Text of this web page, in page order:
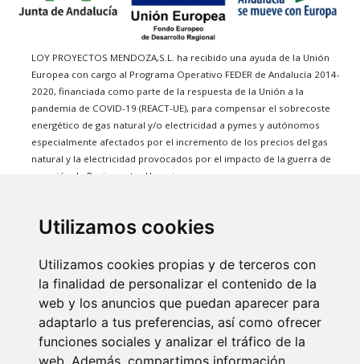
Utilizamos cookies
Utilizamos cookies propias y de terceros con
la finalidad de personalizar el contenido de la
web y los anuncios que puedan aparecer para
adaptarlo a tus preferencias, así como ofrecer
funciones sociales y analizar el tráfico de la
web. Además, compartimos información
LOY PROYECTOS MENDOZA,S.L. ha recibido una ayuda de la Unión
Europea con cargo al Programa Operativo FEDER de Andalucía 2014-
2020, financiada como parte de la respuesta de la Unión a la
pandemia de COVID-19 (REACT-UE), para compensar el sobrecoste
energético de gas natural y/o electricidad a pymes y autónomos
especialmente afectados por el incremento de los precios del gas
natural y la electricidad provocados por el impacto de la guerra de
agresión de Rusia contra Ucrania.
Marantilla i+
Conócenos
Anúnciate
Servicios
Alquiler
Nosotros